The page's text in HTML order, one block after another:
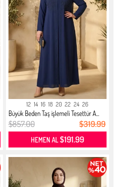
12 14 16 18 20 22 24 26
Büyük Beden Taş işlemeli Tesettür A...
$857.00 $319.99
HEMEN AL$191.99